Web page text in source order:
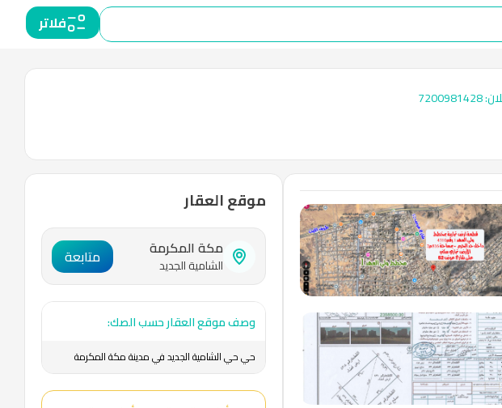
فلاتر
:
7200981428
Previous slide
موقع العقار
مكة المكرمة
الشامية الجديد متابعة
وصف موقع العقار حسب الصك:
حي حي الشامية الجديد في مدينة مكة المكرمة